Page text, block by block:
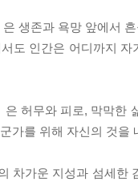
은 생존과 욕망 앞에서
도 인간은 어디까지
은 허무와 피로, 막막한
가를 위해 자신의 것
차가운 지성과 섬세한